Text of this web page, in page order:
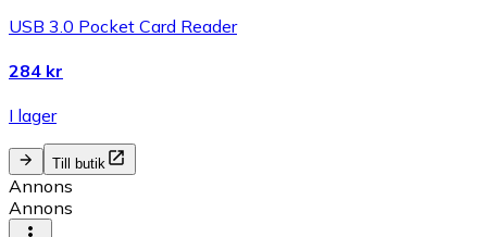
USB 3.0 Pocket Card Reader
284 kr
I lager
Till butik
Annons
Annons